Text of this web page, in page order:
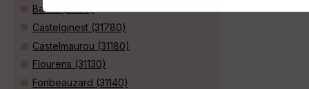
Balma (31130)
Castelginest (31780)
Castelmaurou (31180)
Flourens (31130)
Fonbeauzard (31140)